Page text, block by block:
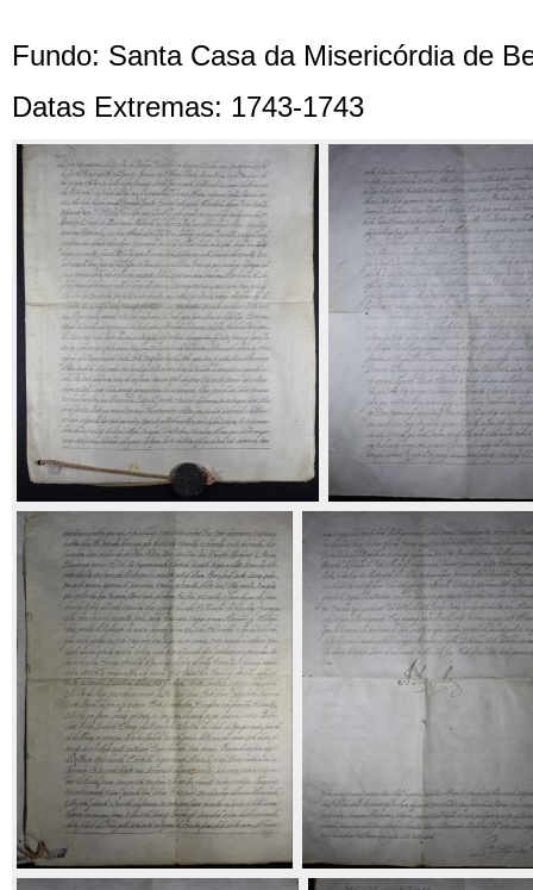
Fundo: Santa Casa da Misericórdia de
Datas Extremas: 1743-1743